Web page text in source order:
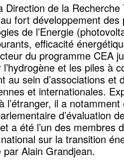
Direction de la Recherche
fort développement des
de l’Energie
efficacité
du programme CEA
et les piles à
au sein d’associations et
et internationales.
l’étranger, il a
d’évaluation
a été l’un des membres
sur la transition
Alain Grandjean.